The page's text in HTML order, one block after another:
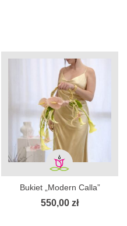
Bukiet „Modern Calla”
550,00zł